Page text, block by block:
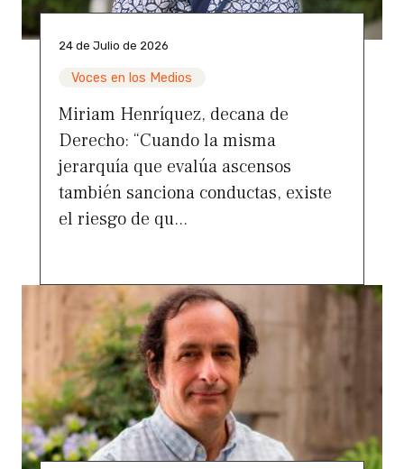
24 de Julio de 2026
Voces en los Medios
Miriam Henríquez, decana de
Derecho: “Cuando la misma
jerarquía que evalúa ascensos
también sanciona conductas, existe
el riesgo de qu...